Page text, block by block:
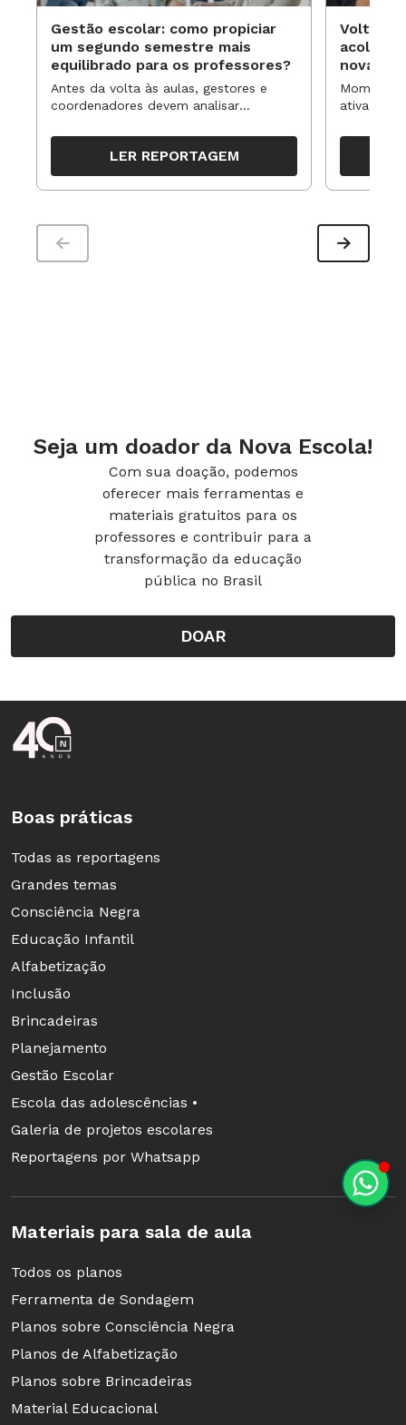
Gestão escolar: como propiciar
um segundo semestre mais
equilibrado para os professores?
Antes da volta às aulas, gestores e
coordenadores devem analisar
organizar ações para orientar o
trabalho pedagógico ao longo do
período
LER REPORTAGEM
Volta às
novas
ativa
propostas
Seja um doador da Nova Escola!
Com sua doação, podemos
oferecer mais ferramentas e
materiais gratuitos para os
professores e contribuir para a
transformação da educação
pública no Brasil
DOAR
Rodapé da Nova Escola
Boas práticas
Todas as reportagens
Grandes temas
Consciência Negra
Educação Infantil
Alfabetização
Inclusão
Brincadeiras
Planejamento
Gestão Escolar
Escola das adolescências •
Galeria de projetos escolares
Reportagens por Whatsapp
Materiais para sala de aula
Todos os planos
Ferramenta de Sondagem
Planos sobre Consciência Negra
Planos de Alfabetização
Planos sobre Brincadeiras
Material Educacional